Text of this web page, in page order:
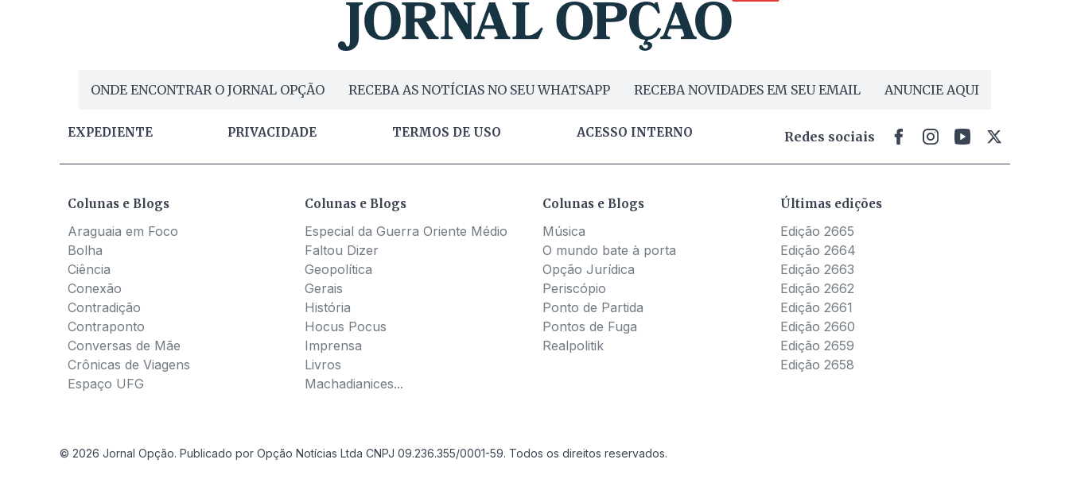
ONDE ENCONTRAR O JORNAL OPÇÃO RECEBA AS NOTÍCIAS NO SEU WHATSAPP RECEBA NOVIDADES EM SEU EMAIL ANUNCIE AQUI
EXPEDIENTE PRIVACIDADE TERMOS DE USO ACESSO INTERNO Redes sociais
Colunas e Blogs
Araguaia em Foco
Bolha
Ciência
Conexão
Contradição
Contraponto
Conversas de Mãe
Crônicas de Viagens
Espaço UFG
Colunas e Blogs
Especial da Guerra Oriente Médio
Faltou Dizer
Geopolítica
Gerais
História
Hocus Pocus
Imprensa
Livros
Machadianices...
Colunas e Blogs
Música
O mundo bate à porta
Opção Jurídica
Periscópio
Ponto de Partida
Pontos de Fuga
Realpolitik
Últimas edições
Edição 2665
Edição 2664
Edição 2663
Edição 2662
Edição 2661
Edição 2660
Edição 2659
Edição 2658
© 2026 Jornal Opção. Publicado por Opção Notícias Ltda CNPJ 09.236.355/0001-59. Todos os direitos reservados.